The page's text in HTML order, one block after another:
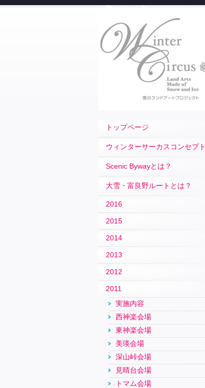
トップページ
ウィンターサーカスコンセプト
Scenic Bywayとは？
大雪・富良野ルートとは？
2016
2015
2014
2013
2012
2011
実施内容
西神楽会場
東神楽会場
美瑛会場
深山峠会場
見晴台会場
トマム会場